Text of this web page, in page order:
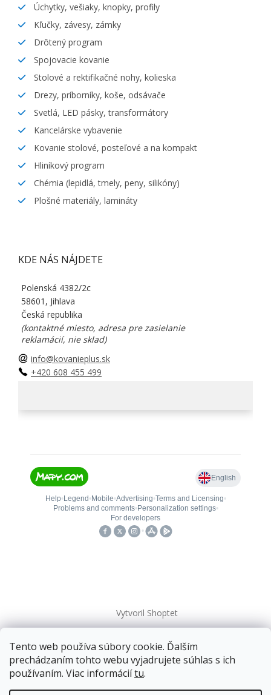
Tento web používa súbory cookie. Ďalším
prechádzaním tohto webu vyjadrujete súhlas s ich
používaním. Viac informáciítu.
Doprava zadarmopre balíkové zásielky v hodnote
Úchytky, vešiaky, knopky, profily
Kľučky, závesy, zámky
Drôtený program
Spojovacie kovanie
Stolové a rektifikačné nohy, kolieska
Drezy, príborníky, koše, odsávače
Svetlá, LED pásky, transformátory
Kancelárske vybavenie
Kovanie stolové, posteľové a na kompakt
Hliníkový program
Chémia (lepidlá, tmely, peny, silikóny)
Plošné materiály, lamináty
KDE NÁS NÁJDETE
Polenská 4382/2c
58601, Jihlava
Česká republika
(kontaktné miesto, adresa pre zasielanie
reklamácií, nie sklad)
info@kovanieplus.sk
+420 608 455 499
Vytvoril Shoptet
Copyright 2026kovanieplus. Všetky práva vyhradené.